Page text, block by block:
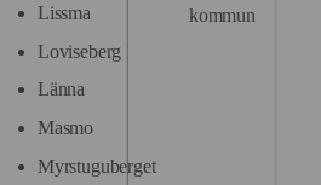
Lissma
Loviseberg
Länna
Masmo
Myrstuguberget
kommun